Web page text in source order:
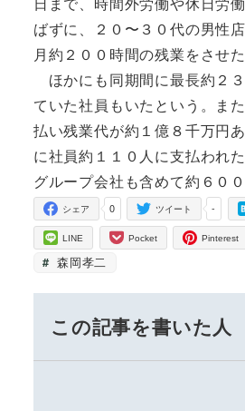
ばずに、２０〜３０代の男性
月約２００時間の残業をさせた
ほかにも同期間に最長約２
ていた社員もいたという。ま
払い残業代が約１億８千万円
に社員約１１０人に支払われ
グループ会社も含めて約６０
0
シェア -
ツイート
LINE Pocket Pinterest
森岡孝二
この記事を書いた人